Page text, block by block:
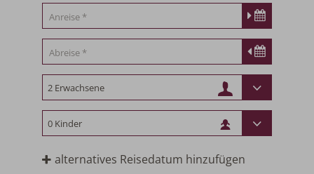
alternatives Reisedatum hinzufügen